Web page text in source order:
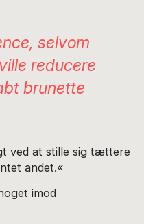
selvom
redu­cere
brunette
ved at stille sig tættere
andet.«
imod